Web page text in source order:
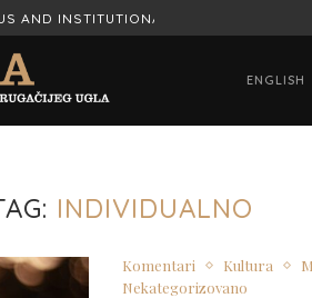
AND INSTITUTIONAL SIGNIFICANCE OF...
ENGLISH
INDIVIDUALNO
Komentari Kultura
Nekategorizovano